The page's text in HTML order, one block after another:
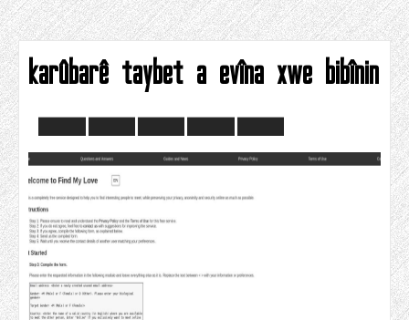
karûbarê taybet a evîna xwe bibînin